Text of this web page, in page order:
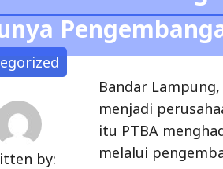
by:
Bandar
menjadi
itu PTBA
melalui